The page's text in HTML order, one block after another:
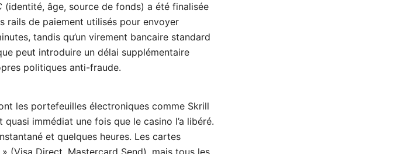
(identité, âge, source de fonds) a été finalisée
rails de paiement utilisés pour envoyer
tandis qu’un virement bancaire standard
peut introduire un délai supplémentaire
politiques anti-fraude.
les portefeuilles électroniques comme Skrill
immédiat une fois que le casino l’a libéré.
et quelques heures. Les cartes
(Visa Direct, Mastercard Send), mais tous les